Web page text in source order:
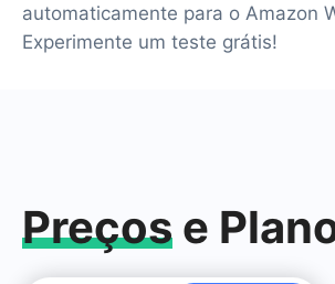
automaticamente para o Amazon
Experimente um teste grátis!
Preços e